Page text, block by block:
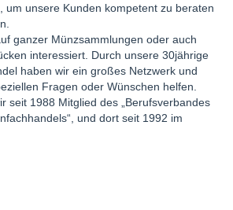
um unsere Kunden kompetent zu beraten
ganzer Münzsammlungen oder auch
interessiert. Durch unsere 30jährige
haben wir ein großes Netzwerk und
Fragen oder Wünschen helfen.
seit 1988 Mitglied des „Berufsverbandes
und dort seit 1992 im